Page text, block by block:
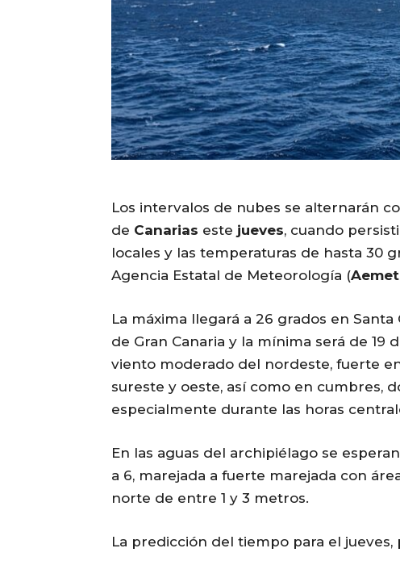
Los intervalos de nubes se alternarán
de Canarias este jueves, cuando
locales y las temperaturas de hasta 30
Agencia Estatal de Meteorología (Aemet
La máxima llegará a 26 grados en
de Gran Canaria y la mínima será de 19
viento moderado del nordeste, fuerte
sureste y oeste, así como en cumbres,
especialmente durante las horas
En las aguas del archipiélago se
a 6, marejada a fuerte marejada con
norte de entre 1 y 3 metros.
La predicción del tiempo para el jueves,